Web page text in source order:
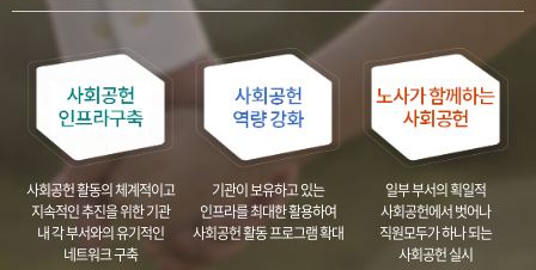
사회공헌 활동의 체계적이고
지속적인 추진을 위한 기관
내각 부서와의 유기적인
네트워크 구축
기관이 보유하고 있는
인프라를최대한 활용하여
사회공헌 활동프로그램 확대
일부 부서의 획일적
사회공헌에서 벗어나
직원모두가 하나 되는
사회공헌 실시